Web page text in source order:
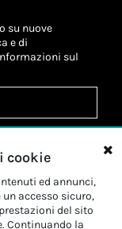
su nuove
e di
sul
dei miei dati
dei miei dati
cookie
ed annunci,
accesso sicuro,
del sito
Continuando la